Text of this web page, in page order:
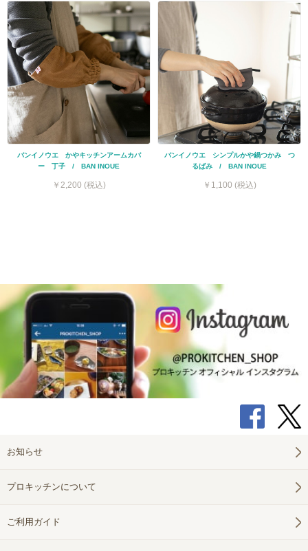
バンイノウエ かやキッチンアームカバ
ー 丁子 / BAN INOUE
￥2,200 (税込)
バンイノウエ シンプルかや鍋つかみ つ
るばみ / BAN INOUE
￥1,100 (税込)
お知らせ
プロキッチンについて
ご利用ガイド